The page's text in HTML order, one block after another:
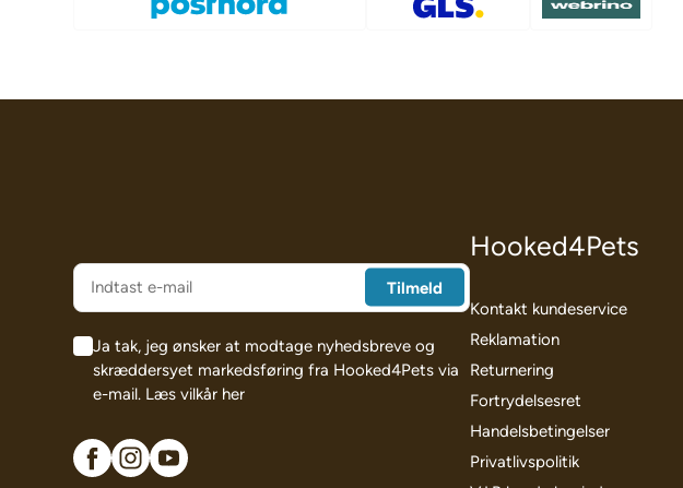
Ja tak, jeg ønsker at modtage nyhedsbreve og
skræddersyet markedsføring fra Hooked4Pets via
e-mail. Læs vilkår her
Hooked4Pets
Kontakt kundeservice
Reklamation
Returnering
Fortrydelsesret
Handelsbetingelser
Privatlivspolitik